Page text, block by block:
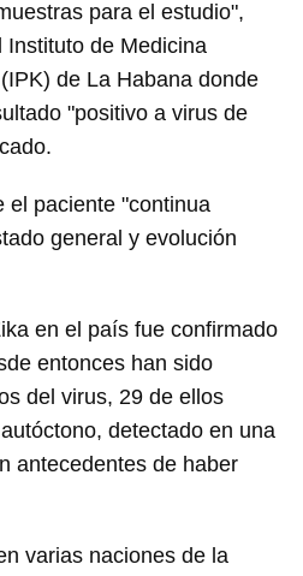
para el estudio",
de Medicina
de La Habana donde
"positivo a virus de
el paciente "continua
general y evolución
en el país fue confirmado
entonces han sido
del virus, 29 de ellos
detectado en una
antecedentes de haber
varias naciones de la